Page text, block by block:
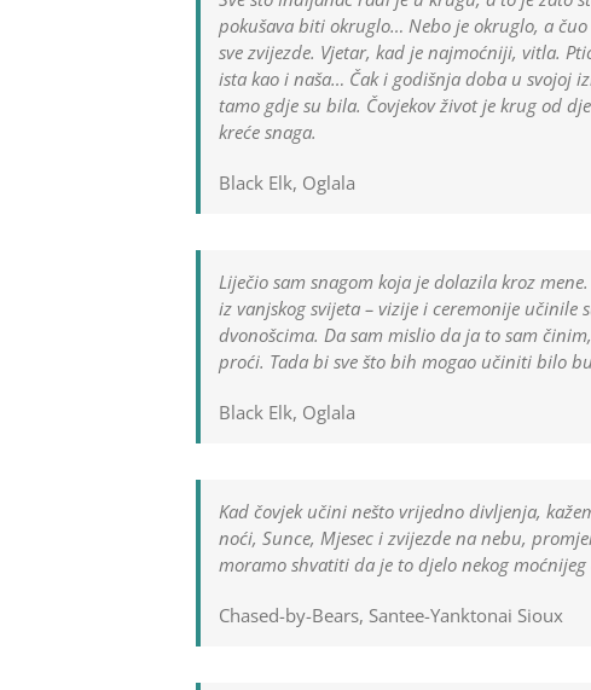
pokušava biti okruglo… Nebo je okruglo, a
sve zvijezde. Vjetar, kad je najmoćniji, vitla.
ista kao i naša… Čak i godišnja doba u svojoj
tamo gdje su bila. Čovjekov život je krug od
kreće snaga.
Black Elk, Oglala
Liječio sam snagom koja je dolazila kroz
iz vanjskog svijeta – vizije i ceremonije učinile
dvonošcima. Da sam mislio da ja to sam
proći. Tada bi sve što bih mogao učiniti bilo
Black Elk, Oglala
Kad čovjek učini nešto vrijedno divljenja,
noći, Sunce, Mjesec i zvijezde na nebu,
moramo shvatiti da je to djelo nekog moćnijeg
Chased-by-Bears, Santee-Yanktonai Sioux